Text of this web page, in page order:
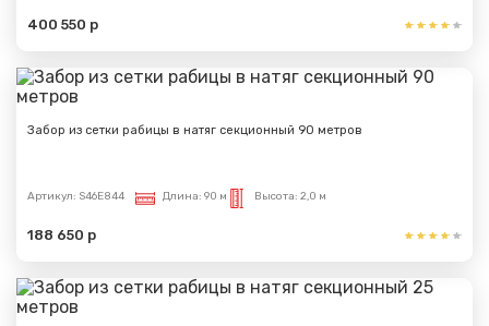
400 550 р
Забор из сетки рабицы в натяг секционный 90 метров
Артикул: S46E844 Длина: 90 м Высота: 2,0 м
188 650 р